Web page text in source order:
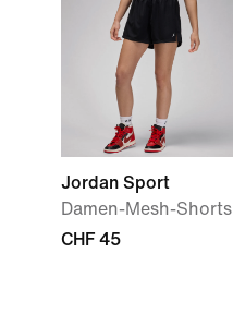
Jordan Sport
Damen-Mesh-Shorts
CHF 45